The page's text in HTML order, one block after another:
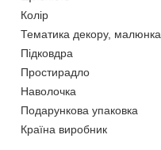
Колір
Тематика декору, малюнка
Підковдра
Простирадло
Наволочка
Подарункова упаковка
Країна виробник